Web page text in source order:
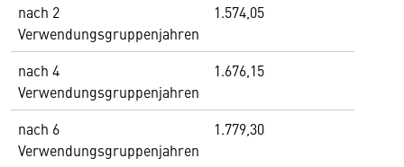
nach 2
Verwendungsgruppenjahren
1.574,05
nach 4
Verwendungsgruppenjahren
1.676,15
nach 6
Verwendungsgruppenjahren
1.779,30